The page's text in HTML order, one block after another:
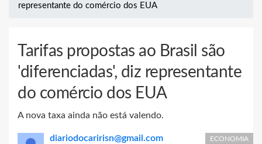
representante do comércio dos EUA
Tarifas propostas ao Brasil são
'diferenciadas', diz representante
do comércio dos EUA
A nova taxa ainda não está valendo.
diariodocaririsn@gmail.com ECONOMIA